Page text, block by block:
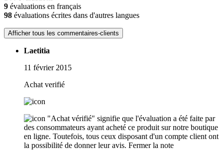
9 évaluations en français
98 évaluations écrites dans d'autres langues
Afficher tous les commentaires-clients
Laetitia
11 février 2015
Achat verifié
"Achat vérifié" signifie que l'évaluation a été faite par
des consommateurs ayant acheté ce produit sur notre boutique
en ligne. Toutefois, tous ceux disposant d'un compte client ont
la possibilité de donner leur avis. Fermer la note